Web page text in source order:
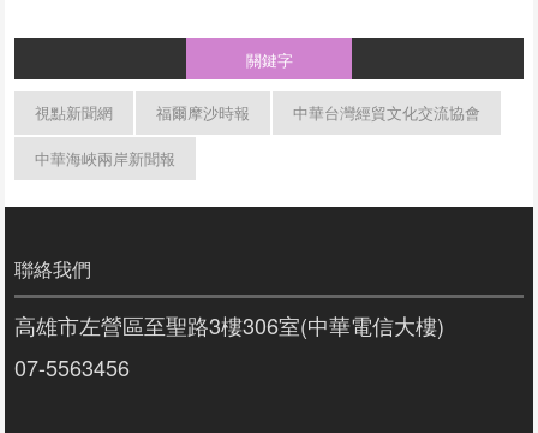
關鍵字
視點新聞網 福爾摩沙時報
中華台灣經貿文化交流協會
中華海峽兩岸新聞報
聯絡我們
高雄市左營區至聖路3樓306室(中華電信大樓)
07-5563456